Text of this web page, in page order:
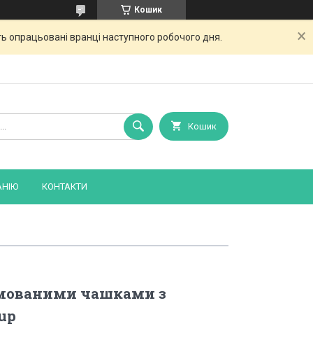
Кошик
вранці наступного робочого дня.
Кошик
КОНТАКТИ
чашками з